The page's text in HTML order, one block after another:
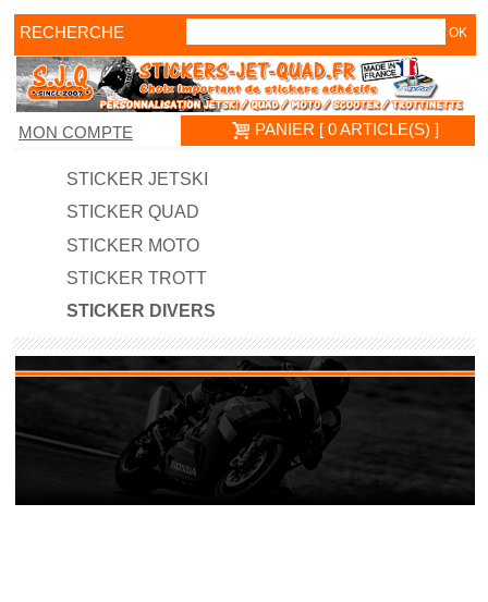
RECHERCHE
PANIER [ 0 ARTICLE(S) ]
MON COMPTE
STICKER JETSKI
STICKER QUAD
STICKER MOTO
STICKER TROTT
STICKER DIVERS